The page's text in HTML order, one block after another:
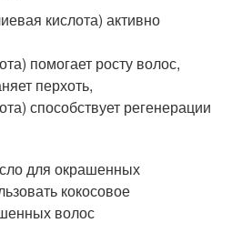
кислота) активно
помогает росту волос,
перхоть,
способствует регенерации